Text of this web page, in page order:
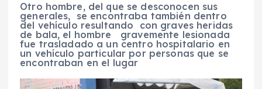
Otro hombre, del que se desconocen sus
generales, se encontraba también dentro
del vehículo resultando con graves heridas
de bala, el hombre gravemente lesionada
fue trasladado a un centro hospitalario en
un vehículo particular por personas que se
encontraban en el lugar